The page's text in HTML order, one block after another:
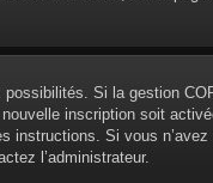
Si la gestion
inscription soit
Si vous
l’administrateur.